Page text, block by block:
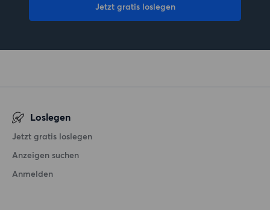
Jetzt gratis loslegen
Loslegen
Jetzt gratis loslegen
Anzeigen suchen
Anmelden